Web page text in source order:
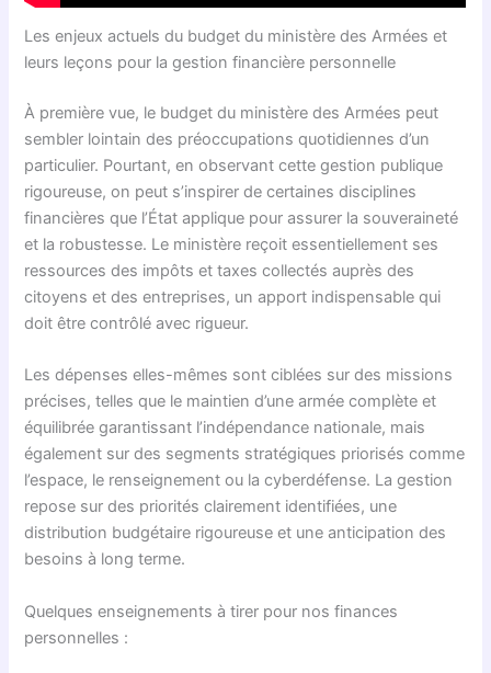
Les enjeux actuels du budget du ministère des Armées et
leurs leçons pour la gestion financière personnelle
À première vue, le budget du ministère des Armées peut
sembler lointain des préoccupations quotidiennes d’un
particulier. Pourtant, en observant cette gestion publique
rigoureuse, on peut s’inspirer de certaines disciplines
financières que l’État applique pour assurer la souveraineté
et la robustesse. Le ministère reçoit essentiellement ses
ressources des impôts et taxes collectés auprès des
citoyens et des entreprises, un apport indispensable qui
doit être contrôlé avec rigueur.
Les dépenses elles-mêmes sont ciblées sur des missions
précises, telles que le maintien d’une armée complète et
équilibrée garantissant l’indépendance nationale, mais
également sur des segments stratégiques priorisés comme
l’espace, le renseignement ou la cyberdéfense. La gestion
repose sur des priorités clairement identifiées, une
distribution budgétaire rigoureuse et une anticipation des
besoins à long terme.
Quelques enseignements à tirer pour nos finances
personnelles :